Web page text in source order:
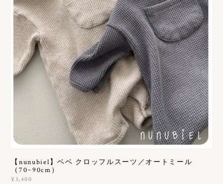
【nunubiel】ベベ クロッフルスーツ／オートミール
（70~90cm）
¥3,400